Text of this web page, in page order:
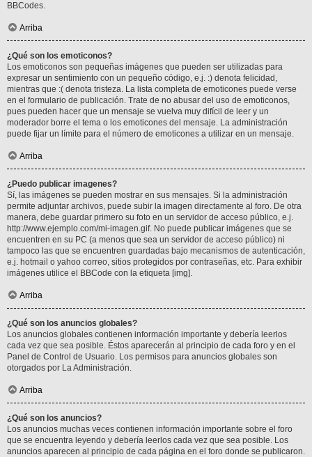
BBCodes.
Arriba
¿Qué son los emoticonos?
Los emoticonos son pequeñas imágenes que pueden ser utilizadas para
expresar un sentimiento con un pequeño código, e.j. :) denota felicidad,
mientras que :( denota tristeza. La lista completa de emoticones puede verse
en el formulario de publicación. Trate de no abusar del uso de emoticonos,
pues pueden hacer que un mensaje se vuelva muy difícil de leer y un
moderador borre el tema o los emoticones del mensaje. La administración
puede fijar un límite para el número de emoticones a utilizar en un mensaje.
Arriba
¿Puedo publicar imagenes?
Sí, las imágenes se pueden mostrar en sus mensajes. Si la administración
permite adjuntar archivos, puede subir la imagen directamente al foro. De otra
manera, debe guardar primero su foto en un servidor de acceso público, e.j.
http://www.ejemplo.com/mi-imagen.gif. No puede publicar imágenes que se
encuentren en su PC (a menos que sea un servidor de acceso público) ni
tampoco las que se encuentren guardadas bajo mecanismos de autenticación,
e.j. hotmail o yahoo correo, sitios protegidos por contraseñas, etc. Para exhibir
imágenes utilice el BBCode con la etiqueta [img].
Arriba
¿Qué son los anuncios globales?
Los anuncios globales contienen información importante y debería leerlos
cada vez que sea posible. Éstos aparecerán al principio de cada foro y en el
Panel de Control de Usuario. Los permisos para anuncios globales son
otorgados por La Administración.
Arriba
¿Qué son los anuncios?
Los anuncios muchas veces contienen información importante sobre el foro
que se encuentra leyendo y debería leerlos cada vez que sea posible. Los
anuncios aparecen al principio de cada página en el foro donde se publicaron.